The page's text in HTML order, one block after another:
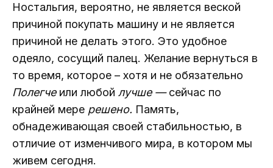
Ностальгия, вероятно, не является веской
причиной покупать машину и не является
причиной не делать этого. Это удобное
одеяло, сосущий палец. Желание вернуться в
то время, которое – хотя и не обязательно
Полегчеили любой лучше —сейчас по
крайней мере решено. Память,
обнадеживающая своей стабильностью, в
отличие от изменчивого мира, в котором мы
живем сегодня.